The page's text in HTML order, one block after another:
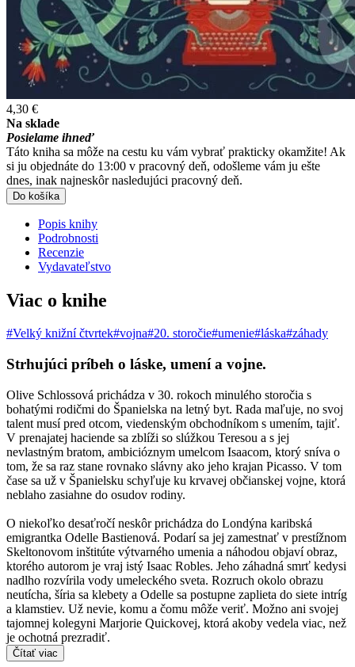
4,30 €
Na sklade
Posielame ihneď
Táto kniha sa môže na cestu ku vám vybrať prakticky okamžite! Ak
si ju objednáte do 13:00 v pracovný deň, odošleme vám ju ešte
dnes, inak najneskôr nasledujúci pracovný deň.
Do košíka
Popis knihy
Podrobnosti
Recenzie
Vydavateľstvo
Viac o knihe
#Velký knižní čtvrtek#vojna#20. storočie#umenie#láska#záhady
Strhujúci príbeh o láske, umení a vojne.
Olive Schlossová prichádza v 30. rokoch minulého storočia s
bohatými rodičmi do Španielska na letný byt. Rada maľuje, no svoj
talent musí pred otcom, viedenským obchodníkom s umením, tajiť.
V prenajatej haciende sa zblíži so slúžkou Teresou a s jej
nevlastným bratom, ambicióznym umelcom Isaacom, ktorý sníva o
tom, že sa raz stane rovnako slávny ako jeho krajan Picasso. V tom
čase sa už v Španielsku schyľuje ku krvavej občianskej vojne, ktorá
neblaho zasiahne do osudov rodiny.
O niekoľko desaťročí neskôr prichádza do Londýna karibská
emigrantka Odelle Bastienová. Podarí sa jej zamestnať v prestížnom
Skeltonovom inštitúte výtvarného umenia a náhodou objaví obraz,
ktorého autorom je vraj istý Isaac Robles. Jeho záhadná smrť kedysi
nadlho rozvírila vody umeleckého sveta. Rozruch okolo obrazu
neutícha, šíria sa klebety a Odelle sa postupne zaplieta do siete intríg
a klamstiev. Už nevie, komu a čomu môže veriť. Možno ani svojej
tajomnej kolegyni Marjorie Quickovej, ktorá akoby vedela viac, než
je ochotná prezradiť.
Čítať viac